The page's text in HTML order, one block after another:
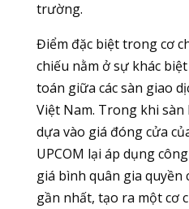
trường.
Điểm đặc biệt trong cơ
chiếu nằm ở sự khác
toán giữa các sàn giao
Việt Nam. Trong khi sàn
dựa vào giá đóng cửa
UPCOM lại áp dụng
giá bình quân gia quyền
gần nhất, tạo ra một cơ